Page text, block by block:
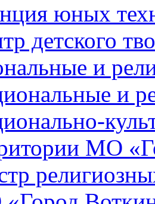
юных
детского
и
и
МО